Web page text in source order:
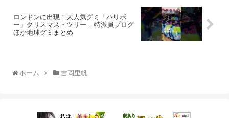
ロンドンに出現！大人気グミ「ハリボ
ー」クリスマス・ツリー – 特派員ブログ
ほか地球グミまとめ
ホーム 吉岡里帆